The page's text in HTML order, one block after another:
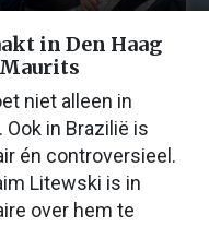
in Den Haag
niet alleen in
in Brazilië is
én controversieel.
Litewski is in
over hem te